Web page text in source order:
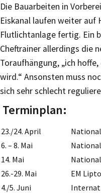
Die Bauarbeiten in
Eiskanal laufen weiter auf
Flutlichtanlage fertig. Ein
Cheftrainer allerdings die
Toraufhängung, „ich
wird.“ Ansonsten muss
sich sehr schlecht
Terminplan:
23./24. April
6. – 8. Mai
14. Mai
26.-29. Mai
EM
4./5. Juni